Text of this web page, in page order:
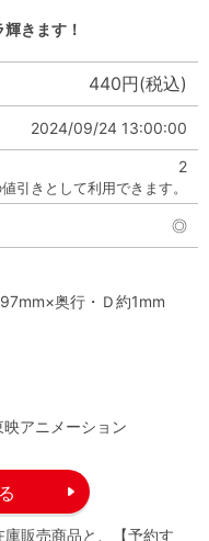
きます！
440円(税込)
2024/09/24 13:00:00
2
引きとして利用できます。
◎
奥行・Ｄ約1mm
アニメーション
庫販売商品と、【予約す